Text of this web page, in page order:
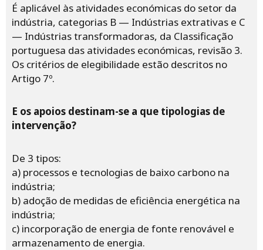
É aplicável às atividades económicas do setor da
indústria, categorias B — Indústrias extrativas e C
— Indústrias transformadoras, da Classificação
portuguesa das atividades económicas, revisão 3.
Os critérios de elegibilidade estão descritos no
Artigo 7º.
E os apoios destinam-se a que tipologias de
intervenção?
De 3 tipos:
a) processos e tecnologias de baixo carbono na
indústria;
b) adoção de medidas de eficiência energética na
indústria;
c) incorporação de energia de fonte renovável e
armazenamento de energia.